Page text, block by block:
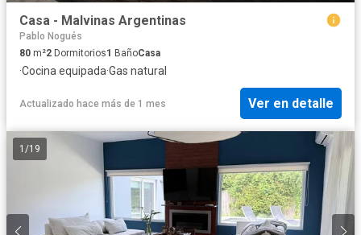
Casa - Malvinas Argentinas
Pablo Nogués
80 m²2 Dormitorios1 BañoCasa
·Cocina equipada·Gas natural
Actualizado hace más de 1 mes Ver en detalle
1 /19